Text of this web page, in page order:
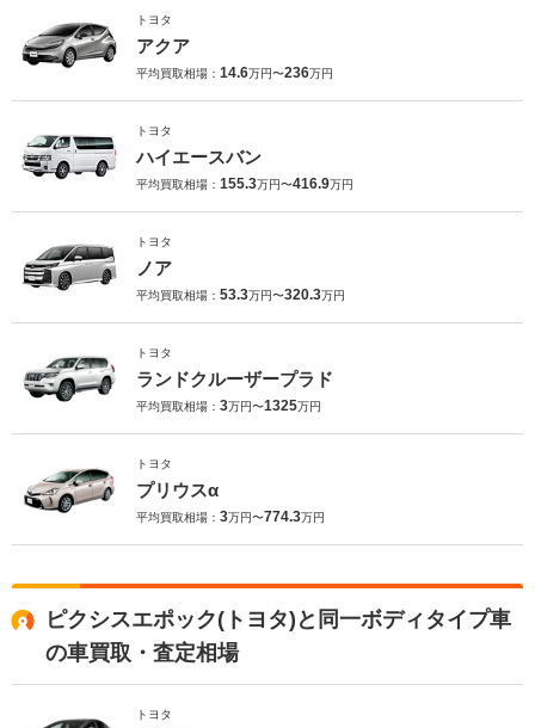
トヨタ
アクア
平均買取相場： 14.6万円〜236万円
トヨタ
ハイエースバン
平均買取相場： 155.3万円〜416.9万円
トヨタ
ノア
平均買取相場： 53.3万円〜320.3万円
トヨタ
ランドクルーザープラド
平均買取相場： 3万円〜1325万円
トヨタ
プリウスα
平均買取相場： 3万円〜774.3万円
ピクシスエポック(トヨタ)と同一ボディタイプ車
の車買取・査定相場
トヨタ